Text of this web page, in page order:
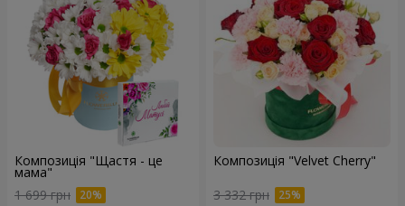
Композиція "Щастя - це
мама"
1 699 грн
Композиція "Velvet Cherry"
3 332 грн